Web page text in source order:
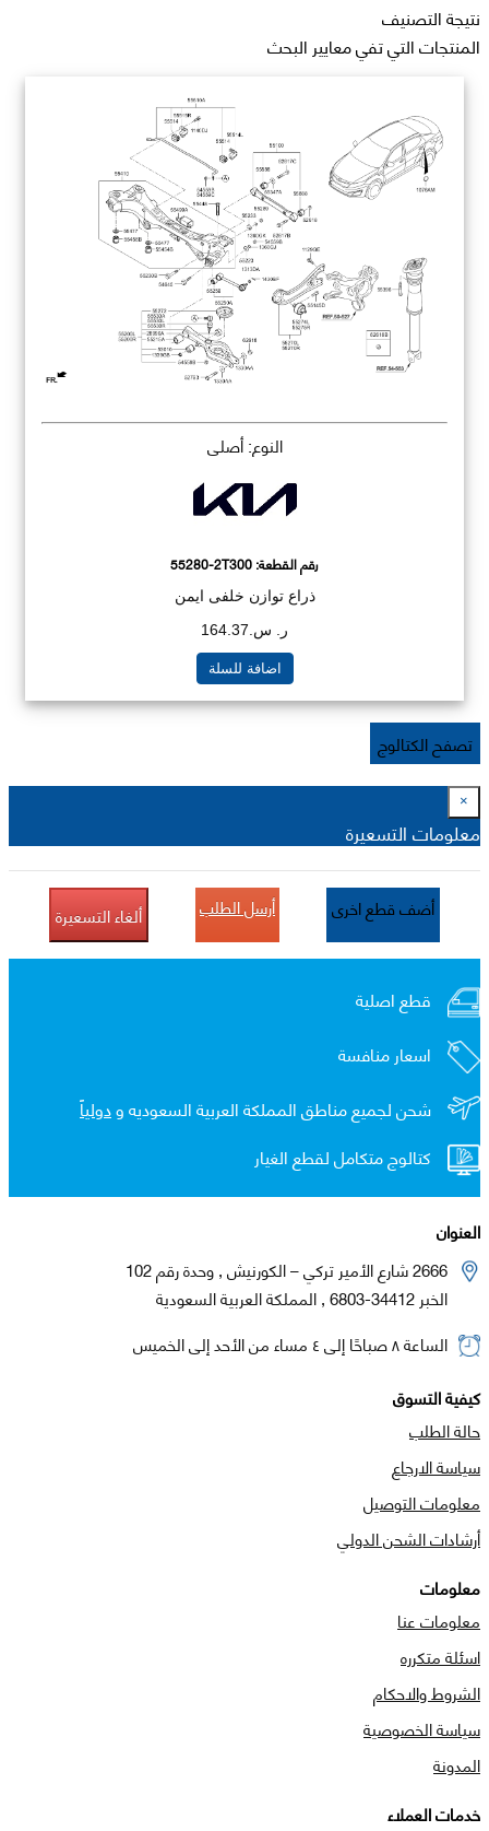
نتيجة التصنيف
المنتجات التي تفي معايير البحث
النوع: أصلي
رقم القطعة:55280-2T300
ذراع توازن خلفى ايمن
ر. س.164.37
اضافة للسلة
تصفح الكتالوج
×
معلومات التسعيرة
أضف قطع اخرى أرسل الطلب ألغاء التسعيرة
قطع اصلية
اسعار منافسة
شحن لجميع مناطق المملكة العربية السعوديه ودولياً
كتالوج متكامل لقطع الغيار
العنوان
2666 شارع الأمير تركي – الكورنيش , وحدة رقم 102
الخبر 34412-6803 , المملكة العربية السعودية
الساعة ٨ صباحًا إلى ٤ مساء من الأحد إلى الخميس
كيفية التسوق
حالة الطلب
سياسة الارجاع
معلومات التوصيل
أرشادات الشحن الدولي
معلومات
معلومات عنا
اسئلة متكرره
الشروط والاحكام
سياسة الخصوصية
المدونة
خدمات العملاء